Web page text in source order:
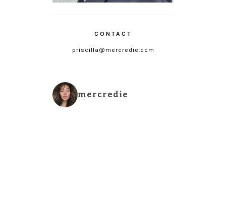
CONTACT
priscilla@mercredie.com
mercredie